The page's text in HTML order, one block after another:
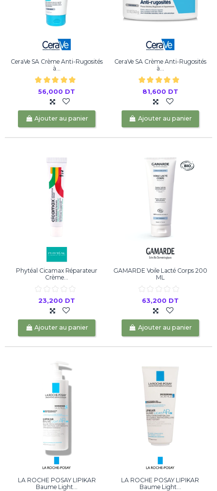
CeraVe SA Crème Anti-Rugosités
à...
56,000 DT
Ajouter au panier
CeraVe SA Crème Anti-Rugosités
à...
81,600 DT
Ajouter au panier
Phytéal Cicamax Réparateur
Crème...
23,200 DT
Ajouter au panier
GAMARDE Voile Lacté Corps 200
ML
63,200 DT
Ajouter au panier
LA ROCHE POSAY LIPIKAR
Baume Light...
LA ROCHE POSAY LIPIKAR
Baume Light...